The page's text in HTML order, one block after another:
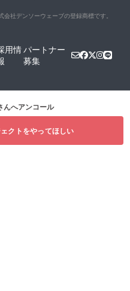
会社デンソーウェーブの登録商標です。
用情パートナー
募集
んへアンコール
クトをやってほしい